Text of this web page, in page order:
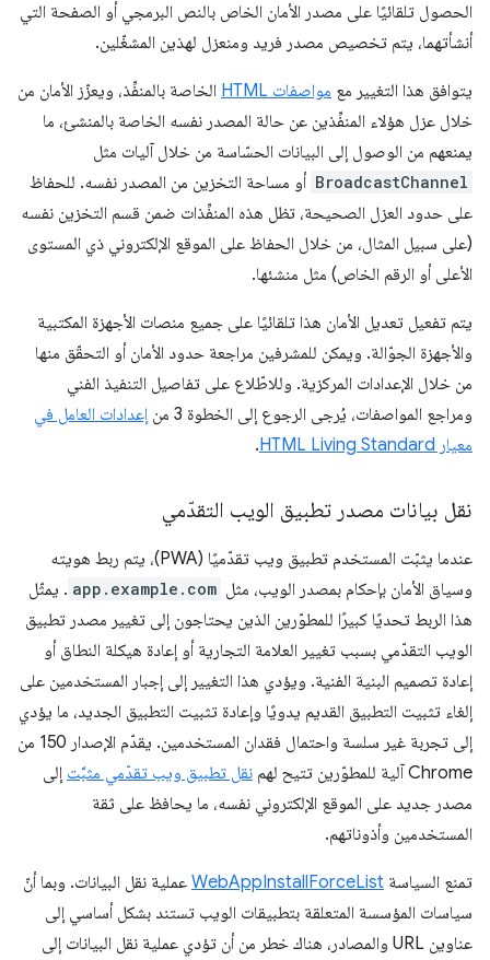
الحصول تلقائيًا على مصدر الأمان الخاص بالنص البرمجي أو الصفحة التي
أنشأتهما، يتم تخصيص مصدر فريد ومنعزل لهذين المشغّلين.
يتوافق هذا التغيير مع مواصفات HTML
الخاصة بالمنفِّذ، ويعزّز الأمان من
خلال عزل هؤلاء المنفِّذين عن حالة المصدر نفسه الخاصة بالمنشئ، ما
يمنعهم من الوصول إلى البيانات الحسّاسة من خلال آليات مثل
BroadcastChannel أو مساحة التخزين من المصدر نفسه. للحفاظ
على حدود العزل الصحيحة، تظل هذه المنفِّذات ضمن قسم التخزين نفسه
(على سبيل المثال، من خلال الحفاظ على الموقع الإلكتروني ذي المستوى
الأعلى أو الرقم الخاص) مثل منشئها.
يتم تفعيل تعديل الأمان هذا تلقائيًا على جميع منصات الأجهزة المكتبية
والأجهزة الجوّالة. ويمكن للمشرفين مراجعة حدود الأمان أو التحقّق منها
من خلال الإعدادات المركزية. وللاطّلاع على تفاصيل التنفيذ الفني
ومراجع المواصفات، يُرجى الرجوع إلى الخطوة 3 من
إعدادات العامل في
معيار HTML Living Standard
.
نقل بيانات مصدر تطبيق الويب التقدّمي
عندما يثبّت المستخدم تطبيق ويب تقدّميًا (PWA)، يتم ربط هويته
وسياق الأمان بإحكام بمصدر الويب، مثل app.example.com . يمثّل
هذا الربط تحديًا كبيرًا للمطوّرين الذين يحتاجون إلى تغيير مصدر تطبيق
الويب التقدّمي بسبب تغيير العلامة التجارية أو إعادة هيكلة النطاق أو
إعادة تصميم البنية الفنية. ويؤدي هذا التغيير إلى إجبار المستخدمين على
إلغاء تثبيت التطبيق القديم يدويًا وإعادة تثبيت التطبيق الجديد، ما يؤدي
إلى تجربة غير سلسة واحتمال فقدان المستخدمين. يقدّم الإصدار 150 من
Chrome آلية للمطوّرين تتيح لهم
نقل تطبيق ويب تقدّمي مثبَّت إلى
مصدر جديد على الموقع الإلكتروني نفسه، ما يحافظ على ثقة
المستخدمين وأذوناتهم.
تمنع السياسة WebAppInstallForceList عملية نقل البيانات. وبما أنّ
سياسات المؤسسة المتعلقة بتطبيقات الويب تستند بشكل أساسي إلى
عناوين URL والمصادر، هناك خطر من أن تؤدي عملية نقل البيانات إلى